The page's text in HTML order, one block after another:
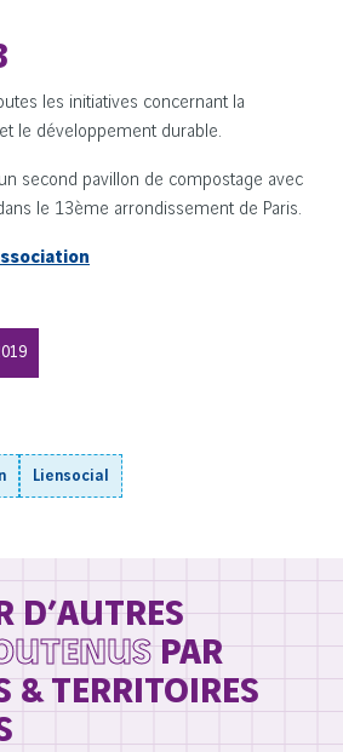
les initiatives concernant la
le développement durable.
second pavillon de compostage avec
le 13ème arrondissement de Paris.
Liensocial
D’AUTRES
PAR
& TERRITOIRES